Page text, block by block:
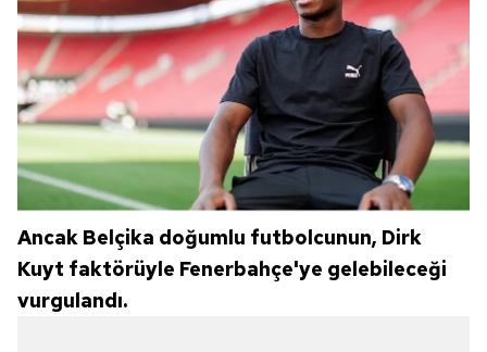
Ancak Belçika doğumlu futbolcunun, Dirk
Kuyt faktörüyle Fenerbahçe'ye gelebileceği
vurgulandı.